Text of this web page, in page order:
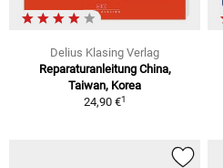
Delius Klasing Verlag
Reparaturanleitung China,
Taiwan, Korea
24,90 €1